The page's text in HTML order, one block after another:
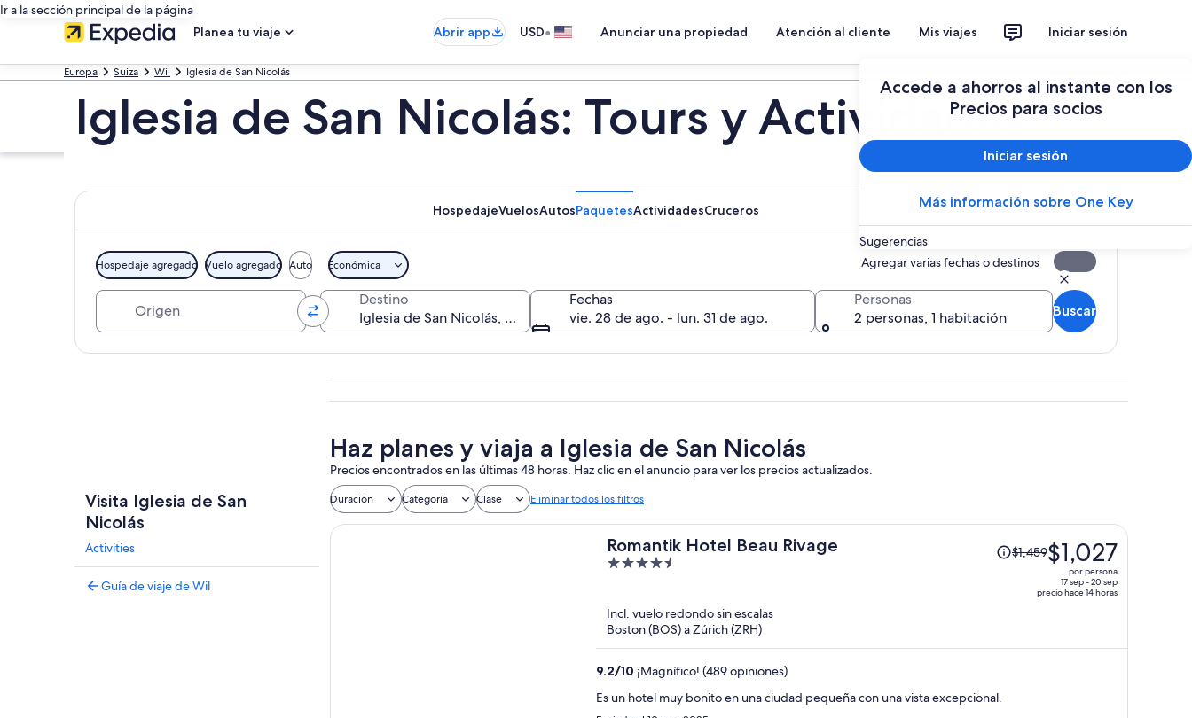
Ir a la sección principal de la página
Planea tu viaje
Abrir app USD• Anunciar una propiedad Atención al cliente Mis viajes Iniciar sesión
Accede a ahorros al instante con los
Precios para socios
Iniciar sesión
Más información sobre One Key
Sugerencias
Europa Suiza Wil Iglesia de San Nicolás
Iglesia de San Nicolás: Tours y Actividades
HospedajeVuelosAutosPaquetesActividadesCruceros
Hospedaje agregado Vuelo agregado Auto Económica Agregar varias fechas o destinos
Destino
Fechas
vie. 28 de ago. - lun. 31 de ago.
Personas
2 personas, 1 habitación
Buscar
Visita Iglesia de San
Nicolás
Activities
Guía de viaje de Wil
Haz planes y viaja a Iglesia de San Nicolás
Precios encontrados en las últimas 48 horas. Haz clic en el anuncio para ver los precios actualizados.
Duración Categoría Clase Eliminar todos los filtros
Romantik Hotel Beau Rivage
4.5
5
El
precio
ahora
de
$1,459$1,027
por persona
17 sep - 20 sep
precio hace 14 horas
Incl. vuelo redondo sin escalas
Boston (BOS) a Zúrich (ZRH)
9.2/10 ¡Magnífico! (489 opiniones)
Es un hotel muy bonito en una ciudad pequeña con una vista excepcional.